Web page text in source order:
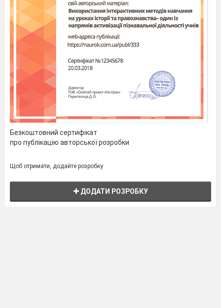
Безкоштовний сертифікат
про публікацію авторської розробки
Щоб отримати, додайте розробку
ДОДАТИ РОЗРОБКУ